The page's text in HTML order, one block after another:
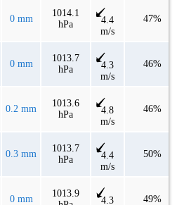
0 mm
1014.1
hPa
4.4
m/s
47%
0 mm
1013.7
hPa
4.3
m/s
46%
0.2 mm
1013.6
hPa
4.8
m/s
46%
0.3 mm
1013.7
hPa
4.4
m/s
50%
0 mm
1013.9
4.3
49%